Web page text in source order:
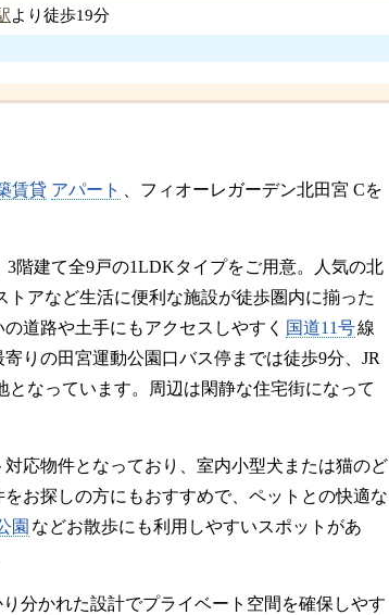
より徒歩19分
賃貸 アパート
、フィオーレガーデン北田宮 Cを
階建て全9戸の1LDKタイプをご用意。人気の北
アなど生活に便利な施設が徒歩圏内に揃った
道路や土手にもアクセスしやすく 国道11号線
りの田宮運動公園口バス停までは徒歩9分、JR
なっています。周辺は閑静な住宅街になって
応物件となっており、室内小型犬または猫のど
をお探しの方にもおすすめで、ペットとの快適な
園 などお散歩にも利用しやすいスポットがあ
分かれた設計でプライベート空間を確保しやす